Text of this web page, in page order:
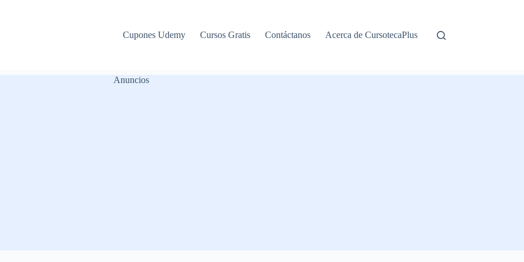
Cupones Udemy Cursos Gratis Contáctanos Acerca de CursotecaPlus
Anuncios